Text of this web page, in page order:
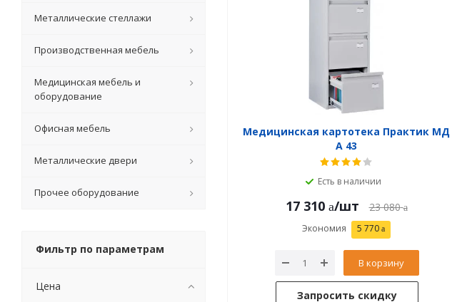
Медицинская картотека Практик МД
A 43
Есть в наличии
17 310 /шт 23 080
Экономия 5 770
В корзину
Запросить скидку
Металлические стеллажи
Производственная мебель
Медицинская мебель и
оборудование
Офисная мебель
Металлические двери
Прочее оборудование
Фильтр по параметрам
Цена